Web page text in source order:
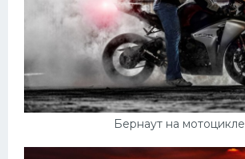
Бернаут на мотоцикле